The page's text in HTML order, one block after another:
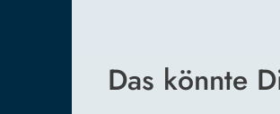
Das könnte